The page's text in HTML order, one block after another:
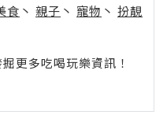
食 丶 親子 丶 寵物 丶 扮靚
更多吃喝玩樂資訊！